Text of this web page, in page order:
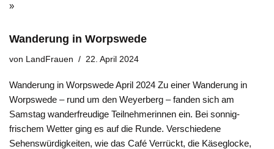
»
Wanderung in Worpswede
von LandFrauen 22. April 2024
Wanderung in Worpswede April 2024 Zu einer Wanderung in
Worpswede – rund um den Weyerberg – fanden sich am
Samstag wanderfreudige Teilnehmerinnen ein. Bei sonnig-
frischem Wetter ging es auf die Runde. Verschiedene
Sehenswürdigkeiten, wie das Café Verrückt, die Käseglocke,